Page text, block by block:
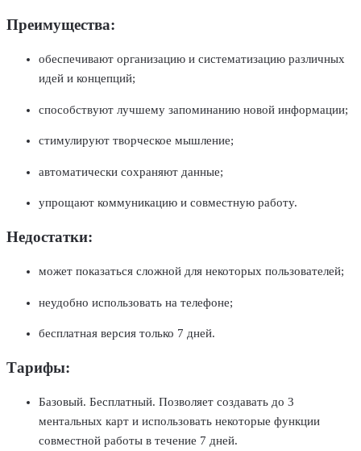
Преимущества:
обеспечивают организацию и систематизацию различных
идей и концепций;
способствуют лучшему запоминанию новой информации;
стимулируют творческое мышление;
автоматически сохраняют данные;
упрощают коммуникацию и совместную работу.
Недостатки:
может показаться сложной для некоторых пользователей;
неудобно использовать на телефоне;
бесплатная версия только 7 дней.
Тарифы:
Базовый. Бесплатный. Позволяет создавать до 3
ментальных карт и использовать некоторые функции
совместной работы в течение 7 дней.